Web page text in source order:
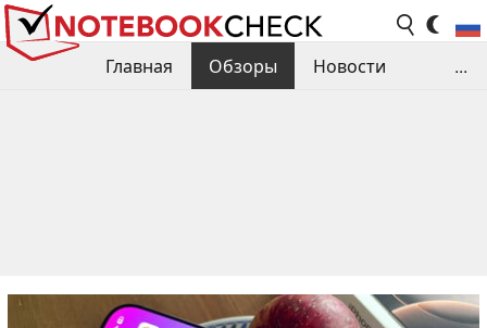
Главная Обзоры
Новости
...